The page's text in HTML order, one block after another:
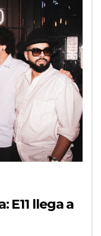
E11 llega a